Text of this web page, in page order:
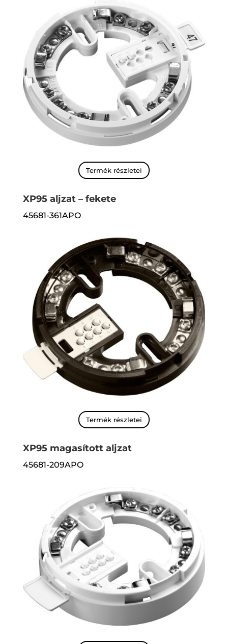
Termék részletei
XP95 aljzat – fekete
45681-361APO
Termék részletei
XP95 magasított aljzat
45681-209APO